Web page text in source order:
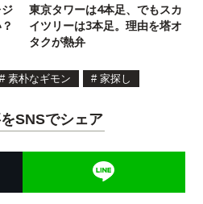
東京タワーは4本足、でもスカ
イツリーは3本足。理由を塔オ
タクが熱弁
# 素朴なギモン # 家探し
SNSでシェア